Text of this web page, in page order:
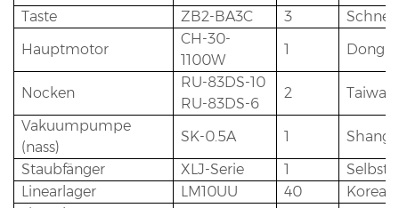
Taste
ZB2-BA3C 3
Hauptmotor
CH-30-
1100W
1 Dongli
Nocken
RU-83DS-10
RU-83DS-6
2
Vakuumpumpe
(nass)
SK-0.5A 1
Staubfänger
XLJ-Serie 1
Linearlager
LM10UU 40
Korea